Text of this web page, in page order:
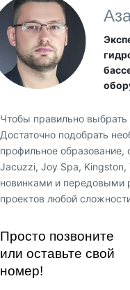
Чтобы правильно
Достаточно подобрать
профильное
Jacuzzi, Joy Spa, Kingston,
новинками и передовыми
проектов любой
Просто позвоните
или оставьте свой
номер!